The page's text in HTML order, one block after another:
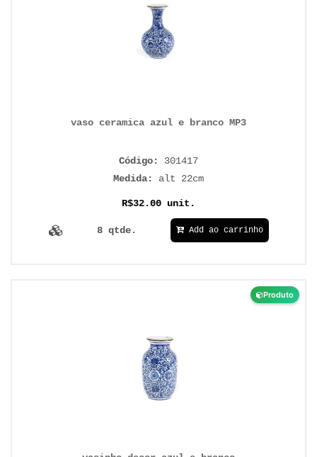
vaso ceramica azul e branco MP3
Código: 301417
Medida: alt 22cm
R$32.00 unit.
8 qtde. Add ao carrinho
Produto